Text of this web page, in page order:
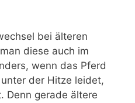
bei älteren
diese auch im
wenn das Pferd
der Hitze leidet,
Denn gerade ältere